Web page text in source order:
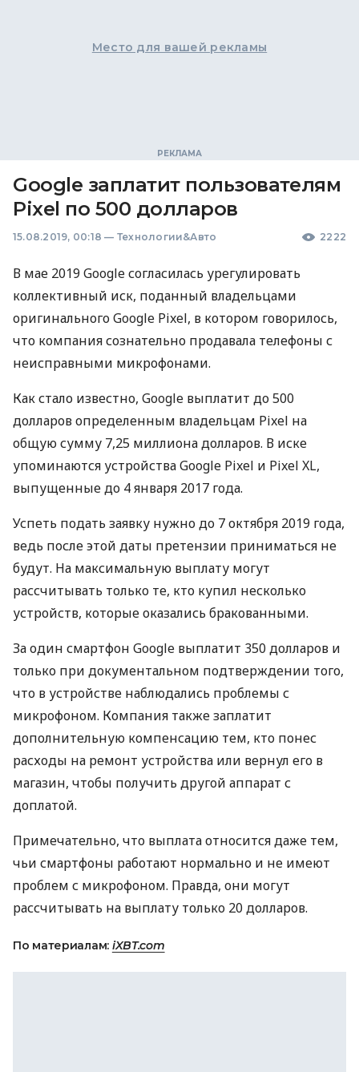
Место для вашей рекламы
Google заплатит пользователям
Pixel по 500 долларов
15.08.2019, 00:18 — Технологии&Авто 2222
В мае 2019 Google согласилась урегулировать
коллективный иск, поданный владельцами
оригинального Google Pixel, в котором говорилось,
что компания сознательно продавала телефоны с
неисправными микрофонами.
Как стало известно, Google выплатит до 500
долларов определенным владельцам Pixel на
общую сумму 7,25 миллиона долларов. В иске
упоминаются устройства Google Pixel и Pixel XL,
выпущенные до 4 января 2017 года.
Успеть подать заявку нужно до 7 октября 2019 года,
ведь после этой даты претензии приниматься не
будут. На максимальную выплату могут
рассчитывать только те, кто купил несколько
устройств, которые оказались бракованными.
За один смартфон Google выплатит 350 долларов и
только при документальном подтверждении того,
что в устройстве наблюдались проблемы с
микрофоном. Компания также заплатит
дополнительную компенсацию тем, кто понес
расходы на ремонт устройства или вернул его в
магазин, чтобы получить другой аппарат с
доплатой.
Примечательно, что выплата относится даже тем,
чьи смартфоны работают нормально и не имеют
проблем с микрофоном. Правда, они могут
рассчитывать на выплату только 20 долларов.
По материалам: iXBT.com